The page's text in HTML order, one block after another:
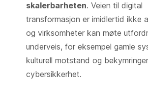
skalerbarheten. Veien til digital
transformasjon er imidlertid ikke
og virksomheter kan møte
underveis, for eksempel gamle
kulturell motstand og
cybersikkerhet.